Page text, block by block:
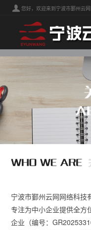
您好，欢迎来到宁波市鄞州云网
宁波市鄞州云网网络科技
专注为中小企业提供全方
企业（编号：